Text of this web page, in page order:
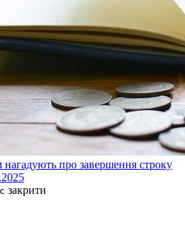
про завершення строку
закрити